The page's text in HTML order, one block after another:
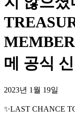
메 공식
2023년 1월 19일
✨LAST CHANCE